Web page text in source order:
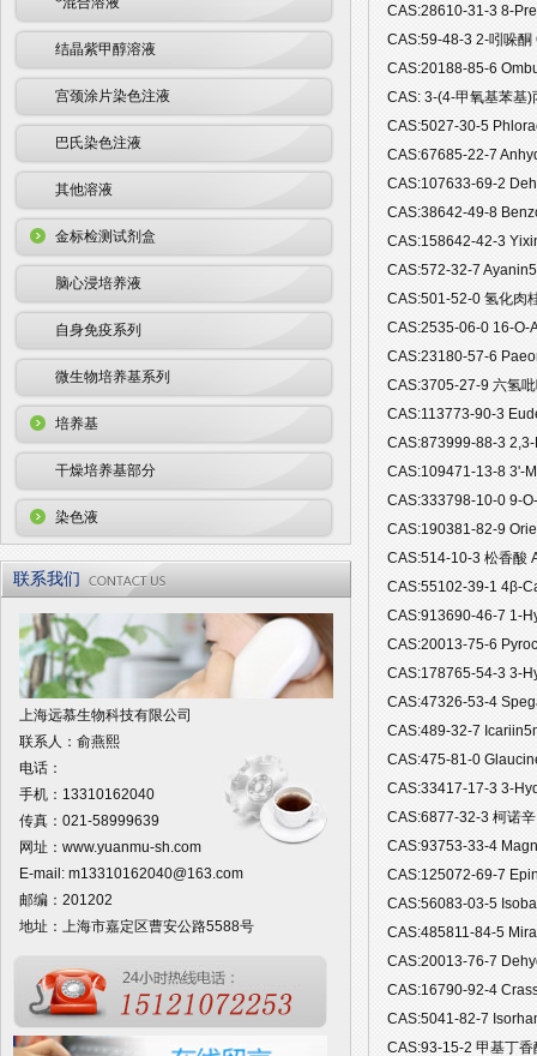
结晶紫甲醇溶液
宫颈涂片染色注液
巴氏染色注液
其他溶液
金标检测试剂盒
脑心浸培养液
自身免疫系列
微生物培养基系列
培养基
干燥培养基部分
染色液
联系我们
上海远慕生物科技有限公司
联系人：俞燕熙
电话：
手机：13310162040
传真：021-58999639
网址： www.yuanmu-sh.com
E-mail: m13310162040@163.com
邮编：201202
地址：上海市嘉定区曹安公路5588号
CAS:28610-31-3 8-
CAS:59-48-3 2-吲哚
CAS:20188-85-6
CAS: 3-(4-甲氧基苯基
CAS:5027-30-5
CAS:67685-22-7
CAS:107633-69-2
CAS:38642-49-8
CAS:158642-42-3
CAS:572-32-7
CAS:501-52-0 氢化肉
CAS:2535-06-0 16-O-
CAS:23180-57-6
CAS:3705-27-9 六氢
CAS:113773-90-3
CAS:873999-88-3
CAS:109471-13-8 3'-
CAS:333798-10-0 9-
CAS:190381-82-9
CAS:514-10-3 松香酸
CAS:55102-39-1 4β-
CAS:913690-46-7 1-
CAS:20013-75-6
CAS:178765-54-3 3-
CAS:47326-53-4
CAS:489-32-7
CAS:475-81-0
CAS:33417-17-3 3-
CAS:6877-32-3 柯诺
CAS:93753-33-4
CAS:125072-69-7
CAS:56083-03-5
CAS:485811-84-5
CAS:20013-76-7
CAS:16790-92-4
CAS:5041-82-7
CAS:93-15-2 甲基丁